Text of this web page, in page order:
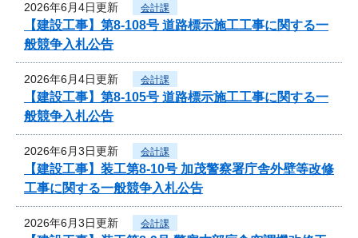
2026年6月4日更新 会計課
【建設工事】第8-108号 道路標示施工工事に関する一
般競争入札公告
2026年6月4日更新 会計課
【建設工事】第8-105号 道路標示施工工事に関する一
般競争入札公告
2026年6月3日更新 会計課
【建設工事】装工第8-10号 加茂警察署庁舎外壁等改修
工事に関する一般競争入札公告
2026年6月3日更新 会計課